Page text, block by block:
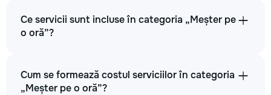
Ce servicii sunt incluse în categoria „Meșter pe
o oră”?
Cum se formează costul serviciilor în categoria
„Meșter pe o oră”?